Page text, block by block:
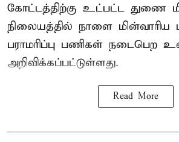
கோட்டத்திற்கு உட்பட்ட துணை
நிலையத்தில் நாளை மின்வாரிய
பராமரிப்பு பணிகள் நடைபெற
அறிவிக்கப்பட்டுள்ளது.
Read More